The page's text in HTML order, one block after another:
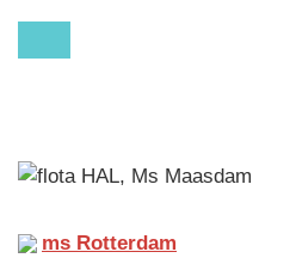
ms Rotterdam